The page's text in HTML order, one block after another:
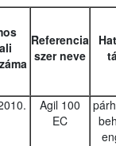
Referencia
szer neve
Agil 100
EC